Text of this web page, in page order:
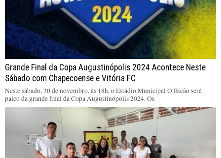
Grande Final da Copa Augustinópolis 2024 Acontece Neste
Sábado com Chapecoense e Vitória FC
Neste sábado, 30 de novembro, às 18h, o Estádio Municipal O Bicão será
palco da grande final da Copa Augustinópolis 2024. Os